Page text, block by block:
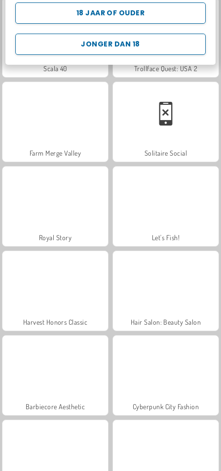
JONGER DAN 18
18 JAAR OF OUDER
Scala 40 Trollface Quest: USA 2
Farm Merge Valley Solitaire Social
Royal Story Let's Fish!
Harvest Honors Classic Hair Salon: Beauty Salon
Barbiecore Aesthetic Cyberpunk City Fashion